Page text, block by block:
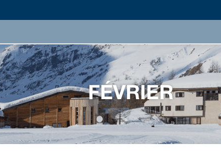
FÉVRIER